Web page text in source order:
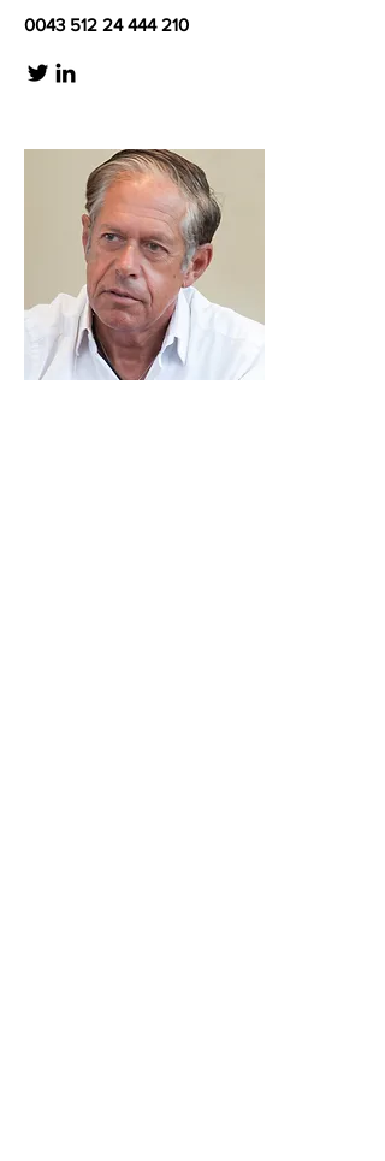
0043 512 24 444 210